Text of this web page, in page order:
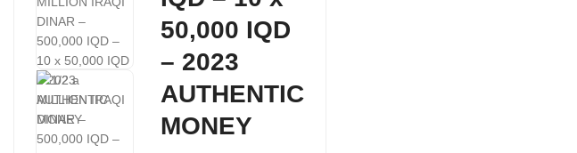
50,000 IQD
– 2023
AUTHENTIC
MONEY